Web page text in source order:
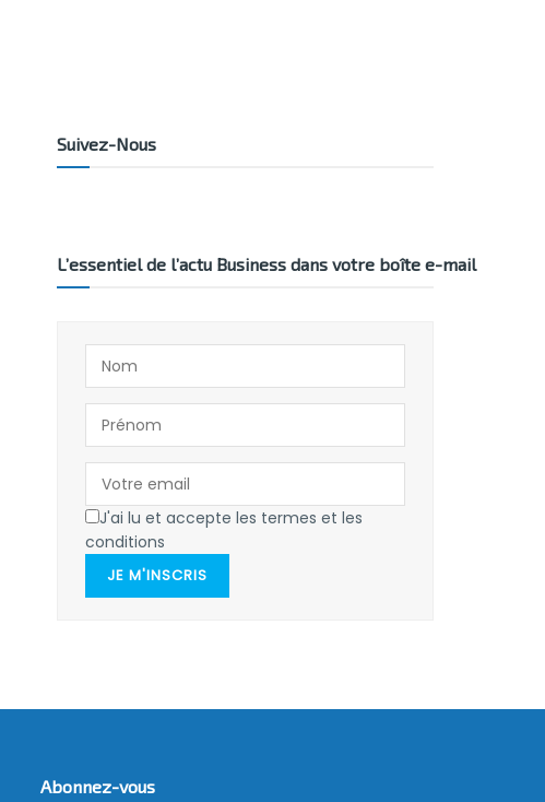
Suivez-Nous
L’essentiel de l’actu Business dans votre boîte e-mail
J'ai lu et accepte les termes et les
conditions
JE M'INSCRIS